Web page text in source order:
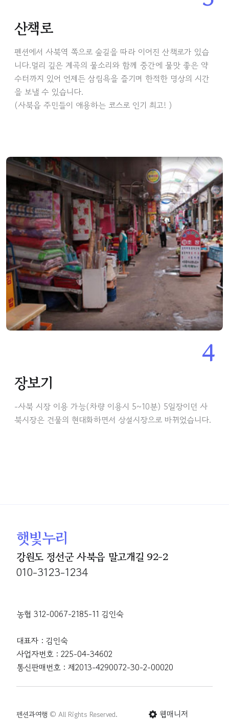
산책로
펜션에서 사북역 쪽으로 숲길을 따라 이어진 산책로가 있습
니다.멀리 깊은 계곡의 물소리와 함께 중간에 물맛 좋은 약
수터까지 있어 언제든 삼림욕을 즐기며 한적한 명상의 시간
을 보낼 수 있습니다.
(사북읍 주민들이 애용하는 코스로 인기 최고! )
4
장보기
-사북 시장 이용 가능(차량 이용시 5~10분) 5일장이던 사
북시장은 건물의 현대화하면서 상설시장으로 바뀌었습니다.
햇빛누리
강원도 정선군 사북읍 말고개길 92-2
010-3123-1234
농협 312-0067-2185-11 김인숙
대표자 : 김인숙
사업자번호 : 225-04-34602
통신판매번호 : 제2013-4290072-30-2-00020
펜션과여행 © All Rights Reserved. 웹매니저